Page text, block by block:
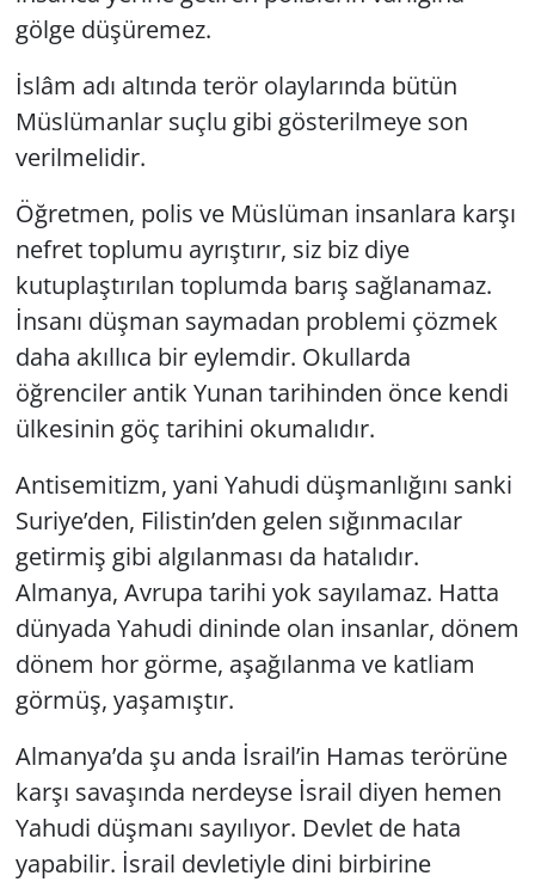
gölge düşüremez.
İslâm adı altında terör olaylarında bütün
Müslümanlar suçlu gibi gösterilmeye son
verilmelidir.
Öğretmen, polis ve Müslüman insanlara karşı
nefret toplumu ayrıştırır, siz biz diye
kutuplaştırılan toplumda barış sağlanamaz.
İnsanı düşman saymadan problemi çözmek
daha akıllıca bir eylemdir. Okullarda
öğrenciler antik Yunan tarihinden önce kendi
ülkesinin göç tarihini okumalıdır.
Antisemitizm, yani Yahudi düşmanlığını sanki
Suriye’den, Filistin’den gelen sığınmacılar
getirmiş gibi algılanması da hatalıdır.
Almanya, Avrupa tarihi yok sayılamaz. Hatta
dünyada Yahudi dininde olan insanlar, dönem
dönem hor görme, aşağılanma ve katliam
görmüş, yaşamıştır.
Almanya’da şu anda İsrail’in Hamas terörüne
karşı savaşında nerdeyse İsrail diyen hemen
Yahudi düşmanı sayılıyor. Devlet de hata
yapabilir. İsrail devletiyle dini birbirine